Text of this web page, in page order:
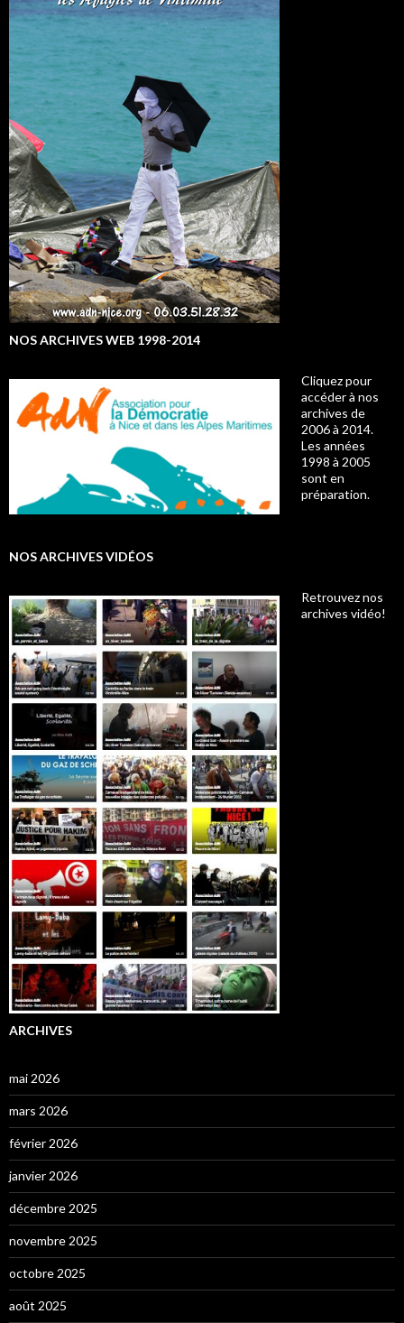
NOS ARCHIVES WEB 1998-2014
Cliquez pour
accéder à nos
archives de
2006 à 2014.
Les années
1998 à 2005
sont en
préparation.
NOS ARCHIVES VIDÉOS
Retrouvez nos
archives vidéo!
ARCHIVES
mai 2026
mars 2026
février 2026
janvier 2026
décembre 2025
novembre 2025
octobre 2025
août 2025